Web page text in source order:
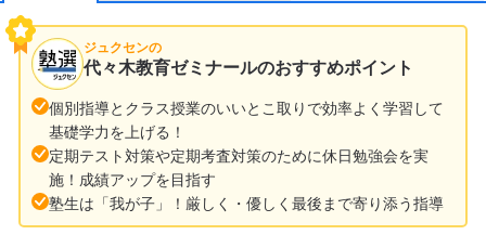
ジュクセンの
代々木教育ゼミナールのおすすめポイント
個別指導とクラス授業のいいとこ取りで効率よく学習して
基礎学力を上げる！
定期テスト対策や定期考査対策のために休日勉強会を実
施！成績アップを目指す
塾生は「我が子」！厳しく・優しく最後まで寄り添う指導